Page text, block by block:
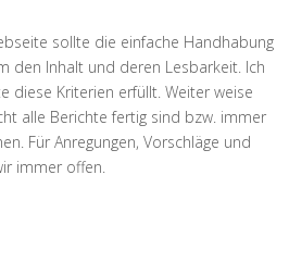
sollte die einfache Handhabung
den Inhalt und deren Lesbarkeit. Ich
diese Kriterien erfüllt. Weiter weise
alle Berichte fertig sind bzw. immer
Für Anregungen, Vorschläge und
immer offen.